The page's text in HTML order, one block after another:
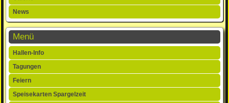
News
Menü
Navigation
überspringen
Hallen-Info
Tagungen
Feiern
Speisekarten Spargelzeit